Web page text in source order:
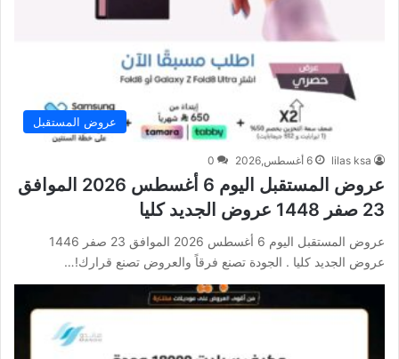
عروض المستقبل
lilas ksa 6 أغسطس,2026 0
عروض المستقبل اليوم 6 أغسطس 2026 الموافق
23 صفر 1448 عروض الجديد كليا
عروض المستقبل اليوم 6 أغسطس 2026 الموافق 23 صفر 1446
عروض الجديد كليا . الجودة تصنع فرقاً والعروض تصنع قرارك!…